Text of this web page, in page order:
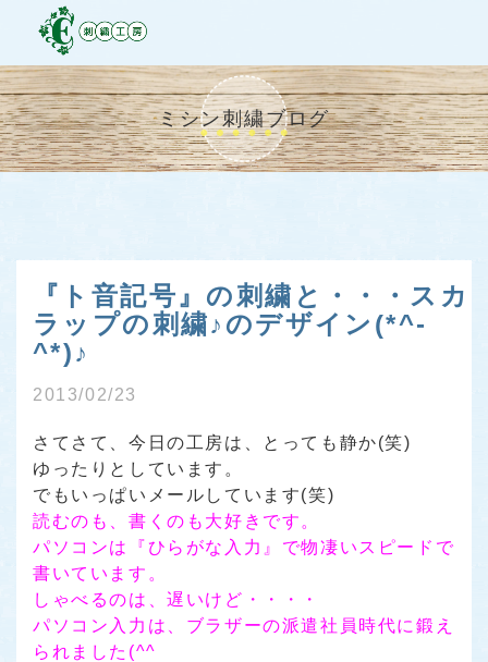
ミシン刺繍ブログ
『ト音記号』の刺繍と・・・スカ
ラップの刺繍♪のデザイン(*^-
^*)♪
2013/02/23
さてさて、今日の工房は、とっても静か(笑)
ゆったりとしています。
でもいっぱいメールしています(笑)
読むのも、書くのも大好きです。
パソコンは
『ひらがな入力』 で物凄いスピードで
書いています。
しゃべるのは、遅いけど・・・・
パソコン入力は、ブラザーの派遣社員時代に鍛え
られました(^^ゞ